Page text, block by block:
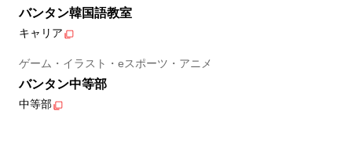
バンタン韓国語教室
キャリア
ゲーム・イラスト・eスポーツ・アニメ
バンタン中等部
中等部